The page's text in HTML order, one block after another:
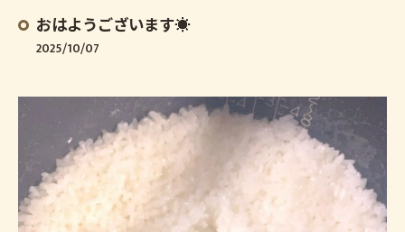
おはようございます☀️
2025/10/07